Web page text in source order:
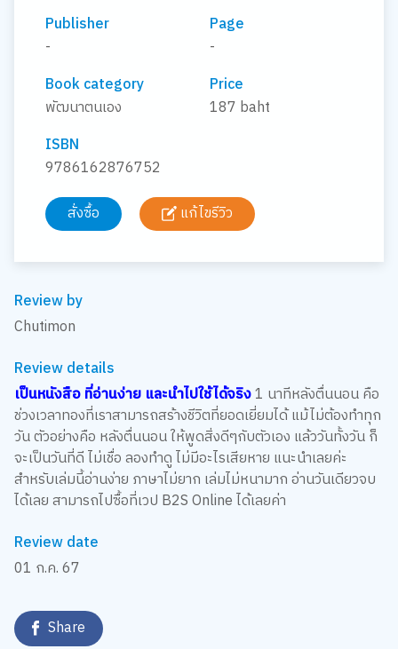
Publisher
-
Page
-
Book category
พัฒนาตนเอง
Price
187 baht
ISBN
9786162876752
สั่งซื้อ
แก้ไขรีวิว
Review by
Chutimon
Review details
เป็นหนังสือ ที่อ่านง่าย และนำไปใช้ได้จริง1 นาทีหลังตื่นนอน คือ
ช่วงเวลาทองที่เราสามารถสร้างชีวิตที่ยอดเยี่ยมได้ แม้ไม่ต้องทำทุก
วัน ตัวอย่างคือ หลังตื่นนอน ให้พูดสิ่งดีๆกับตัวเอง แล้ววันทั้งวัน ก็
จะเป็นวันที่ดี ไม่เชื่อ ลองทำดู ไม่มีอะไรเสียหาย แนะนำเลยค่ะ
สำหรับเล่มนี้อ่านง่าย ภาษาไม่ยาก เล่มไม่หนามาก อ่านวันเดียวจบ
ได้เลย สามารถไปซื้อที่เวป B2S Online ได้เลยค่า
Review date
01 ก.ค. 67
Share